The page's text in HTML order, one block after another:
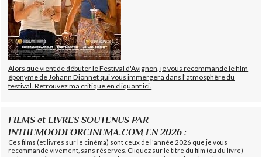
Alors que vient de débuter le Festival d'Avignon, je vous recommande le film
éponyme de Johann Dionnet qui vous immergera dans l'atmosphère du
festival. Retrouvez ma critique en cliquant ici.
FILMS et LIVRES SOUTENUS PAR
INTHEMOODFORCINEMA.COM EN 2026 :
Ces films (et livres sur le cinéma) sont ceux de l'année 2026 que je vous
recommande vivement, sans réserves. Cliquez sur le titre du film (ou du livre)